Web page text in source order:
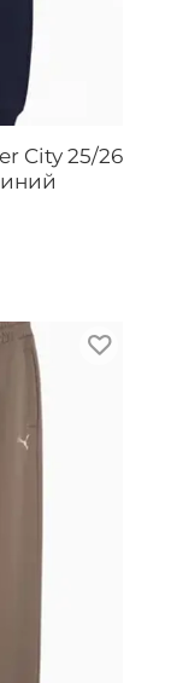
City 25/26